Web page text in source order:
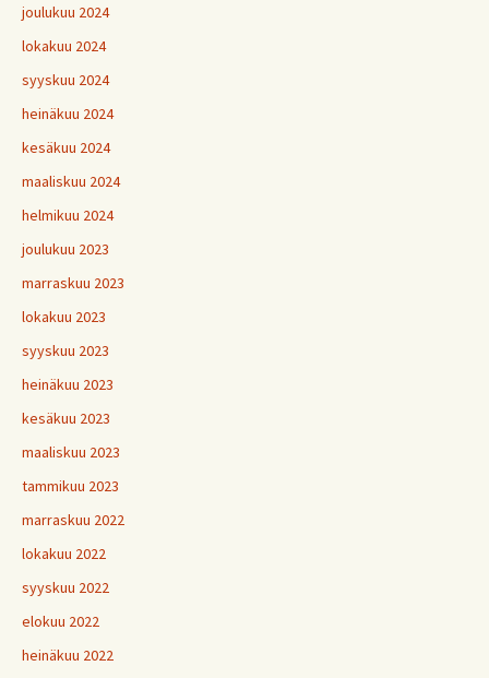
joulukuu 2024
lokakuu 2024
syyskuu 2024
heinäkuu 2024
kesäkuu 2024
maaliskuu 2024
helmikuu 2024
joulukuu 2023
marraskuu 2023
lokakuu 2023
syyskuu 2023
heinäkuu 2023
kesäkuu 2023
maaliskuu 2023
tammikuu 2023
marraskuu 2022
lokakuu 2022
syyskuu 2022
elokuu 2022
heinäkuu 2022